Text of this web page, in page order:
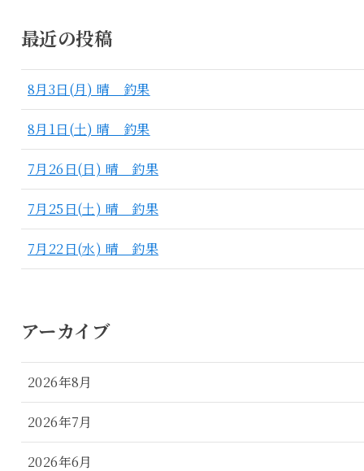
最近の投稿
8月3日(月) 晴 釣果
8月1日(土) 晴 釣果
7月26日(日) 晴 釣果
7月25日(土) 晴 釣果
7月22日(水) 晴 釣果
アーカイブ
2026年8月
2026年7月
2026年6月